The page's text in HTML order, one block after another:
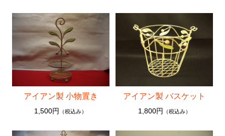
アイアン製 小物置き
1,500円 （税込み）
アイアン製 バスケット
1,800円 （税込み）